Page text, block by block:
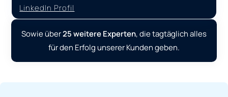
LinkedIn Profil
Sowie über25 weitere Experten, die tagtäglich alles
für den Erfolg unserer Kunden geben.